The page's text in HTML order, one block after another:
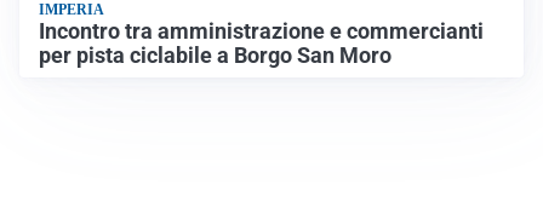
IMPERIA
Incontro tra amministrazione e commercianti
per pista ciclabile a Borgo San Moro